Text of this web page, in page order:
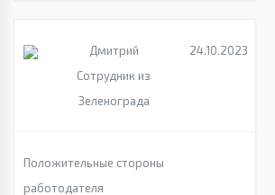
Дмитрий
Сотрудник из
Зеленограда
24.10.2023
Положительные стороны
работодателя